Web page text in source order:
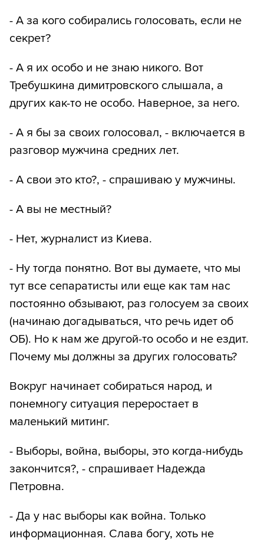
- А за кого собирались голосовать, если не
секрет?
- А я их особо и не знаю никого. Вот
Требушкина димитровского слышала, а
других как-то не особо. Наверное, за него.
- А я бы за своих голосовал, - включается в
разговор мужчина средних лет.
- А свои это кто?, - спрашиваю у мужчины.
- А вы не местный?
- Нет, журналист из Киева.
- Ну тогда понятно. Вот вы думаете, что мы
тут все сепаратисты или еще как там нас
постоянно обзывают, раз голосуем за своих
(начинаю догадываться, что речь идет об
ОБ). Но к нам же другой-то особо и не ездит.
Почему мы должны за других голосовать?
Вокруг начинает собираться народ, и
понемногу ситуация переростает в
маленький митинг.
- Выборы, война, выборы, это когда-нибудь
закончится?, - спрашивает Надежда
Петровна.
- Да у нас выборы как война. Только
информационная. Слава богу, хоть не